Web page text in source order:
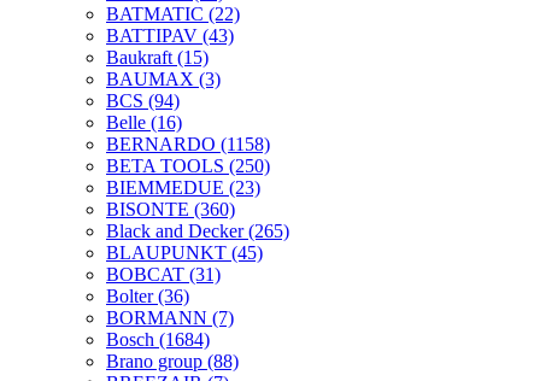
BATMATIC (22)
BATTIPAV (43)
Baukraft (15)
BAUMAX (3)
BCS (94)
Belle (16)
BERNARDO (1158)
BETA TOOLS (250)
BIEMMEDUE (23)
BISONTE (360)
Black and Decker(265)
BLAUPUNKT (45)
BOBCAT (31)
Bolter(36)
BORMANN (7)
Bosch (1684)
Brano group (88)